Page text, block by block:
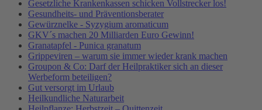
Gesetzliche Krankenkassen schicken Vollstrecker los!
Gesundheits- und Präventionsberater
Gewürznelke - Syzygium aromaticum
GKV´s machen 20 Milliarden Euro Gewinn!
Granatapfel - Punica granatum
Grippeviren – warum sie immer wieder krank machen
Groupon & Co: Darf der Heilpraktiker sich an dieser
Werbeform beteiligen?
Gut versorgt im Urlaub
Heilkundliche Naturarbeit